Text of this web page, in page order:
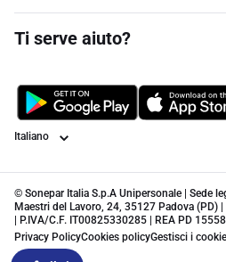
Ti serve aiuto?
Lingua
© Sonepar Italia S.p.A Unipersonale | Sede
Maestri del Lavoro, 24, 35127 Padova (PD)
| P.IVA/C.F. IT00825330285 | REA PD
Privacy PolicyCookies policyGestisci i